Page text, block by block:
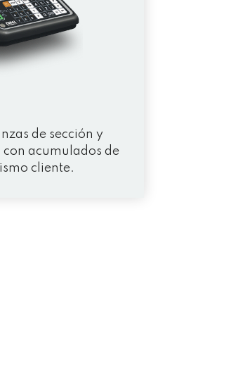
de sección y
con acumulados de
cliente.